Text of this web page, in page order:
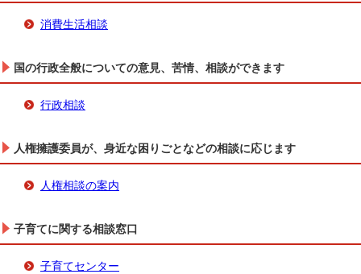
消費生活相談
国の行政全般についての意見、苦情、相談ができます
行政相談
人権擁護委員が、身近な困りごとなどの相談に応じます
人権相談の案内
子育てに関する相談窓口
子育てセンター